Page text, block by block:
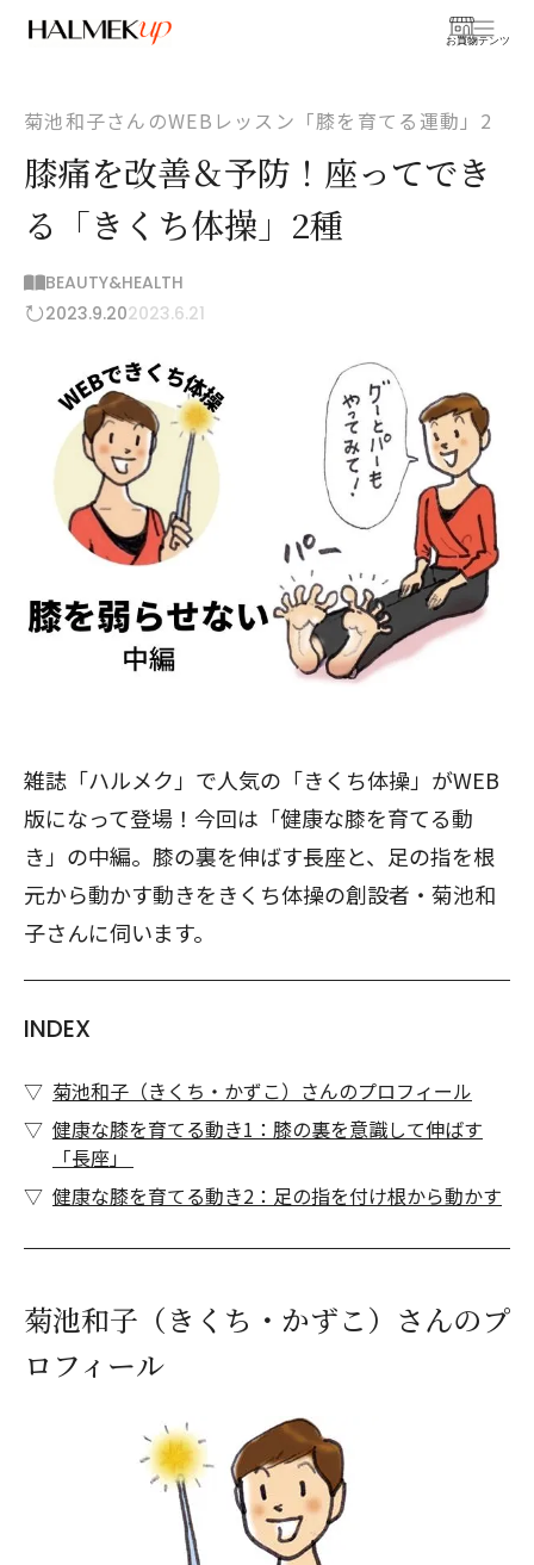
お買物
コンテンツ
菊池和子さんのWEBレッスン「膝を育てる運動」2
膝痛を改善＆予防！座ってでき
る「きくち体操」2種
BEAUTY&HEALTH
2023.9.202023.6.21
雑誌「ハルメク」で人気の「きくち体操」がWEB
版になって登場！今回は「健康な膝を育てる動
き」の中編。膝の裏を伸ばす長座と、足の指を根
元から動かす動きをきくち体操の創設者・菊池和
子さんに伺います。
INDEX
菊池和子（きくち・かずこ）さんのプロフィール
健康な膝を育てる動き1：膝の裏を意識して伸ばす
「長座」
健康な膝を育てる動き2：足の指を付け根から動かす
菊池和子（きくち・かずこ）さんのプ
ロフィール